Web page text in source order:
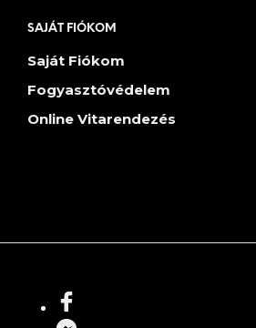
SAJÁT FIÓKOM
Saját Fiókom
Fogyasztóvédelem
Online Vitarendezés